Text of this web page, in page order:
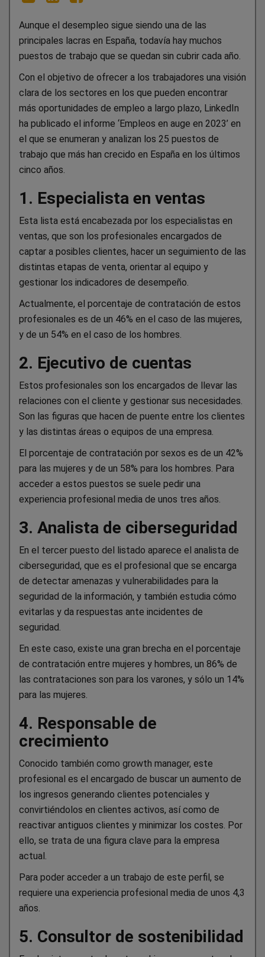
Aunque el desempleo sigue siendo una de las
principales lacras en España, todavía hay muchos
puestos de trabajo que se quedan sin cubrir cada año.
Con el objetivo de ofrecer a los trabajadores una visión
clara de los sectores en los que pueden encontrar
más oportunidades de empleo a largo plazo, LinkedIn
ha publicado el informe ‘Empleos en auge en 2023’ en
el que se enumeran y analizan los 25 puestos de
trabajo que más han crecido en España en los últimos
cinco años.
1. Especialista en ventas
Esta lista está encabezada por los especialistas en
ventas, que son los profesionales encargados de
captar a posibles clientes, hacer un seguimiento de las
distintas etapas de venta, orientar al equipo y
gestionar los indicadores de desempeño.
Actualmente, el porcentaje de contratación de estos
profesionales es de un 46% en el caso de las mujeres,
y de un 54% en el caso de los hombres.
2. Ejecutivo de cuentas
Estos profesionales son los encargados de llevar las
relaciones con el cliente y gestionar sus necesidades.
Son las figuras que hacen de puente entre los clientes
y las distintas áreas o equipos de una empresa.
El porcentaje de contratación por sexos es de un 42%
para las mujeres y de un 58% para los hombres. Para
acceder a estos puestos se suele pedir una
experiencia profesional media de unos tres años.
3. Analista de ciberseguridad
En el tercer puesto del listado aparece el analista de
ciberseguridad, que es el profesional que se encarga
de detectar amenazas y vulnerabilidades para la
seguridad de la información, y también estudia cómo
evitarlas y da respuestas ante incidentes de
seguridad.
En este caso, existe una gran brecha en el porcentaje
de contratación entre mujeres y hombres, un 86% de
las contrataciones son para los varones, y sólo un 14%
para las mujeres.
4. Responsable de
crecimiento
Conocido también como growth manager, este
profesional es el encargado de buscar un aumento de
los ingresos generando clientes potenciales y
convirtiéndolos en clientes activos, así como de
reactivar antiguos clientes y minimizar los costes. Por
ello, se trata de una figura clave para la empresa
actual.
Para poder acceder a un trabajo de este perfil, se
requiere una experiencia profesional media de unos 4,3
años.
5. Consultor de sostenibilidad